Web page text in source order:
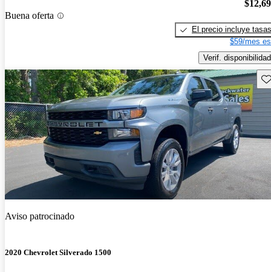
Buena oferta
El precio incluye tasas
$59/mes
Verif. disponibilidad
Aviso patrocinado
2020 Chevrolet Silverado 1500